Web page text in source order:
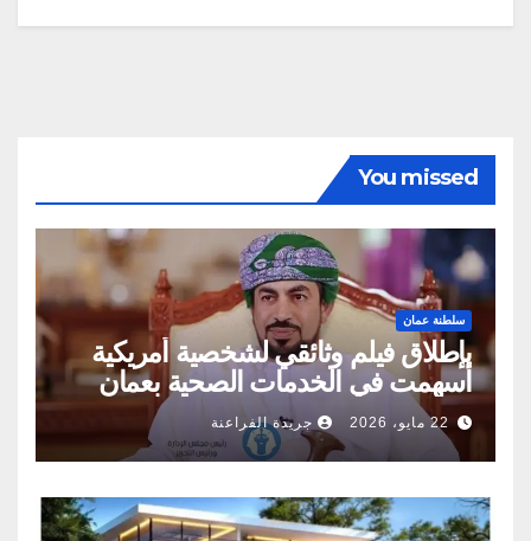
You missed
سلطنة عمان
بإطلاق فيلم وثائقي لشخصية أمريكية
أسهمت في الخدمات الصحية بعمان
22 مايو، 2026 جريدة الفراعنة